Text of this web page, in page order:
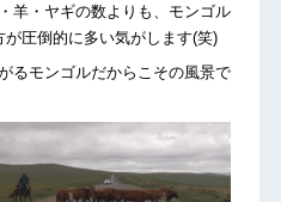
羊・ヤギの数よりも、モンゴル
圧倒的に多い気がします(笑)
るモンゴルだからこその風景で